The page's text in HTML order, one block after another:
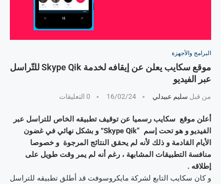
البرامج والأجهزة
موقع سكايب يعلن عن إيقافه لخدمة Skype Qik للتّراسل
عبر الفيديو
من قبل سليم عبيدلي 16/02/24 0 التعليقات
أعلن موقع سكايب رسميا عن توقيف تطبيقه الخاص للتراسل عبر
الفيديو و هو تحت إسم “Skype Qik” و بشكل نهائي في غضون
الأيام القادمة و ذلك لأنه لم يحقق النتائج المرجوة و خصوصا
منافسة التطبيقات المشابهة ، رغم أنه لم يمر وقت طويل على
إطلاقه .
و كان سكايب التابع لشركة مايكروسوفت قد أطلق تطبيقه للتراسل